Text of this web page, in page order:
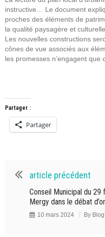
instructive… Le document
proches des éléments de
la qualité paysagère et
Les nouvelles constructions
cônes de vue associés aux
les promesses n’engagent que
Partager :
Partager
article précédent
Conseil Municipal du 29
Mergy dans le débat
10 mars 2024 By